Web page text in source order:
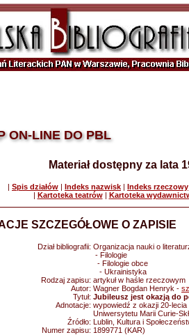
ON-LINE DO PBL
Materiał dostępny za lata
| Spis działów | Indeks nazwisk | Indeks rzeczowy
| Kartoteka teatrów| Kartoteka
SZCZEGÓŁOWE O ZAPISIE
Dział bibliografii: Organizacja nauki o
- Filologie
- Filologie obce
- Ukrainistyka
Rodzaj zapisu: artykuł w haśle rzeczowym
Autor: Wagner Bogdan Henryk -
Tytuł: Jubileusz jest okazją do
Adnotacje: wypowiedź z okazji 20-lecia
Uniwersytetu Marii Curie-
Źródło: Lublin, Kultura i
Numer zapisu: 1899771 (KAR)